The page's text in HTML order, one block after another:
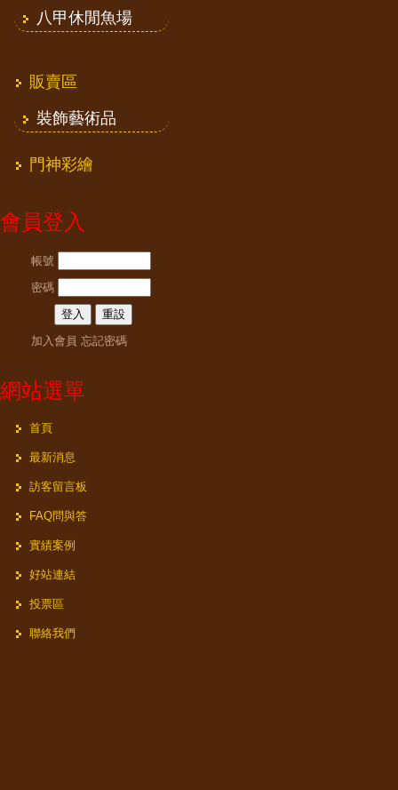
八甲休閒魚場
販賣區
裝飾藝術品
門神彩繪
會員登入
帳號
密碼
加入會員 忘記密碼
網站選單
首頁
最新消息
訪客留言板
FAQ問與答
實績案例
好站連結
投票區
聯絡我們